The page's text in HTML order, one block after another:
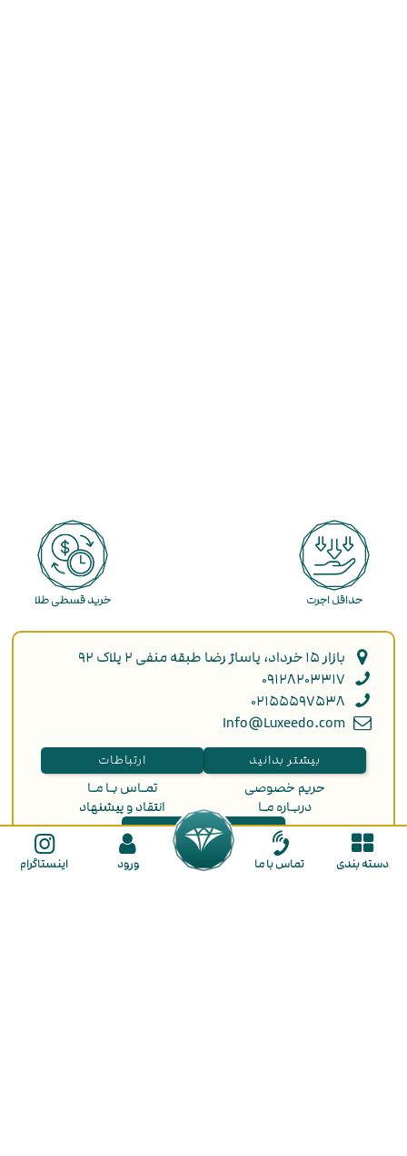
دسته بندی تماس با ما ورود اینستاگرام
حداقل اجرت خرید قسطی طلا
بازار ۱۵ خرداد، پاساژ رضا طبقه منفی ۲ پلاک ۹۲
۰۹۱۲۸۲۰۳۳۱۷
۰۲۱۵۵۵۹۷۵۳۸
Info@Luxeedo.com
بیشتر بدانید
حریم خصوصی
دربـاره مـا
ارتباطات
تمـاس بـا مـا
انتقاد و پیشنهاد
ثبت سفارش
راهنمای ثبت نام
راهنمای خرید